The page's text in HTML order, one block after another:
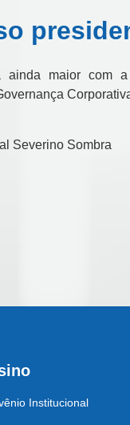
ainda maior com
Severino Sombra
Institucional